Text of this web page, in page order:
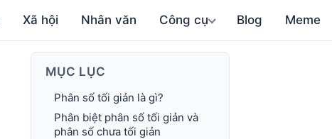
Xã hội Nhân văn Công cụ Blog Meme
MỤC LỤC
Phân số tối giản là gì?
Phân biệt phân số tối giản và
phân số chưa tối giản